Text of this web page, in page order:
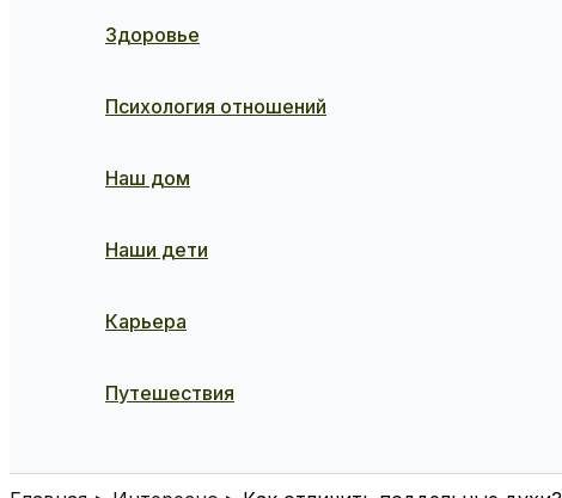
Здоровье
Психология отношений
Наш дом
Наши дети
Карьера
Путешествия